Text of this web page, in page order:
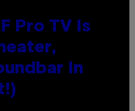
Pro TV Is
In